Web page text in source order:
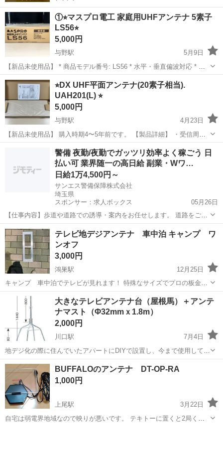
①⭐︎マスプロ電工 家庭用UHFアンテナ 5素子
LS56⭐︎
5,000円
与野駅
5月9日
【新品未使用品】 * 商品モデル番号: LS56 * 水平・垂直偏波対応 * 受
信チャンネル:ch.13~52 * 動作利得:7.1~10.1dB * 適合マスト
径:22~39mm * DHマーク取得 * RoHS対応 *...
埼玉 さいたま市 与野駅 引渡し
⭐︎DX UHF平面アンテナ(20素子相当).
UAH201(L) ⭐︎
5,000円
与野駅
4月23日
【新品未使用品】 購入時期4〜5年前です。 【製品詳細】 ・受信周波
数 470～710(ch.13～52)(MHz) ・出力インピーダンス(Ω) 75(F形) ・寸
法(高さ×幅×奥行㎜) 590×220×113 (壁面...
さいたま市 与野駅 テレビ UAH
警備 夜勤/夜勤でガッツリ効率よく稼ごう 日
払い可 業界随一の高日給 副業・Wワ…
日給1万4,500円～
サンエス警備保障株式会社
埼玉県
スポンサー：求人ボックス
05月26日
【仕事内容】歩道や道路での誘導・案内をお任せします。 道路をご利
用される車両や歩行者の方が安全に安心して通行するために適切に誘
導してください。 勤務地へは直行直帰OKです! <未経験でも安心!!> 丁
寧な研修20hで基本的な知識を...
アルバイト・パート
テレビ地デジアンテナ 車中泊 キャンプ ワ
ンオフ
3,000円
鴻巣駅
12月25日
キャンプ 車中泊でテレビが見れます！ 特殊なサイズでプロの板金工
場にてレ一ザ一カットしてありますので綺麗です、お部屋に置いても
オブシジエになります。受信料がかかりません。 受注生産です。現在
３枚あります。実際に映ってるの...
埼玉 鴻巣駅 テレビ 車中泊
大きなテレビアンテナ台（屋根馬）＋アンテ
ナマスト（Φ32mmｘ1.8m）
2,000円
川口駅
7月4日
地デジ化の際に住んでいたアパートにDIYで設置し、今まで使用してい
ましたが、この度アパートが取り壊しになるため、お譲りします。 3
枚目の写真のように、3つのアンテナを10年以上に渡って支えていた屋
根馬になります。ポールを固...
埼玉 川口市 屋根
BUFFALOのアンテナ DT-OP-RA
1,000円
上尾駅
3月22日
自宅は弱電界地域なので映りが悪いです。 テキトーに置くと2局くら